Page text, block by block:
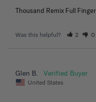
Thousand Remix Full
Was this helpful? 2 0
Glen B.
United States